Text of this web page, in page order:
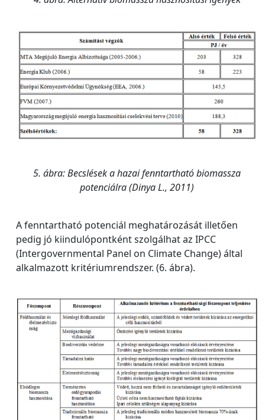
5. ábra: Becslések a hazai fenntartható biomassza
potenciálra (Dinya L., 2011)
A fenntartható potenciál meghatározását illetően
pedig jó kiindulópontként szolgálhat az IPCC
(Intergovernmental Panel on Climate Change) által
alkalmazott kritériumrendszer. (6. ábra).